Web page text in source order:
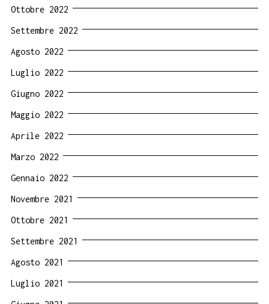
Ottobre 2022
Settembre 2022
Agosto 2022
Luglio 2022
Giugno 2022
Maggio 2022
Aprile 2022
Marzo 2022
Gennaio 2022
Novembre 2021
Ottobre 2021
Settembre 2021
Agosto 2021
Luglio 2021